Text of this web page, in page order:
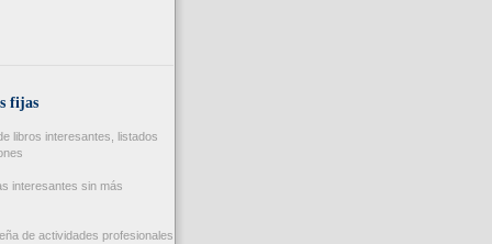
fijas
libros interesantes, listados
interesantes sin más
de actividades profesionales